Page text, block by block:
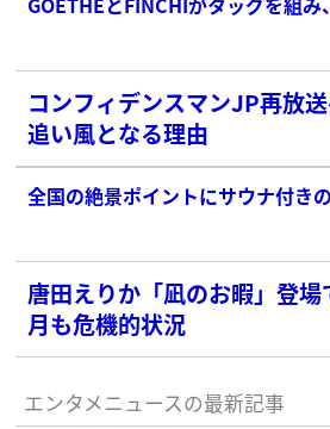
コンフィデンスマンJP再放
追い風となる理由
全国の絶景ポイントにサウナ付き
唐田えりか「凪のお暇」登
月も危機的状況
エンタメニュースの最新記事